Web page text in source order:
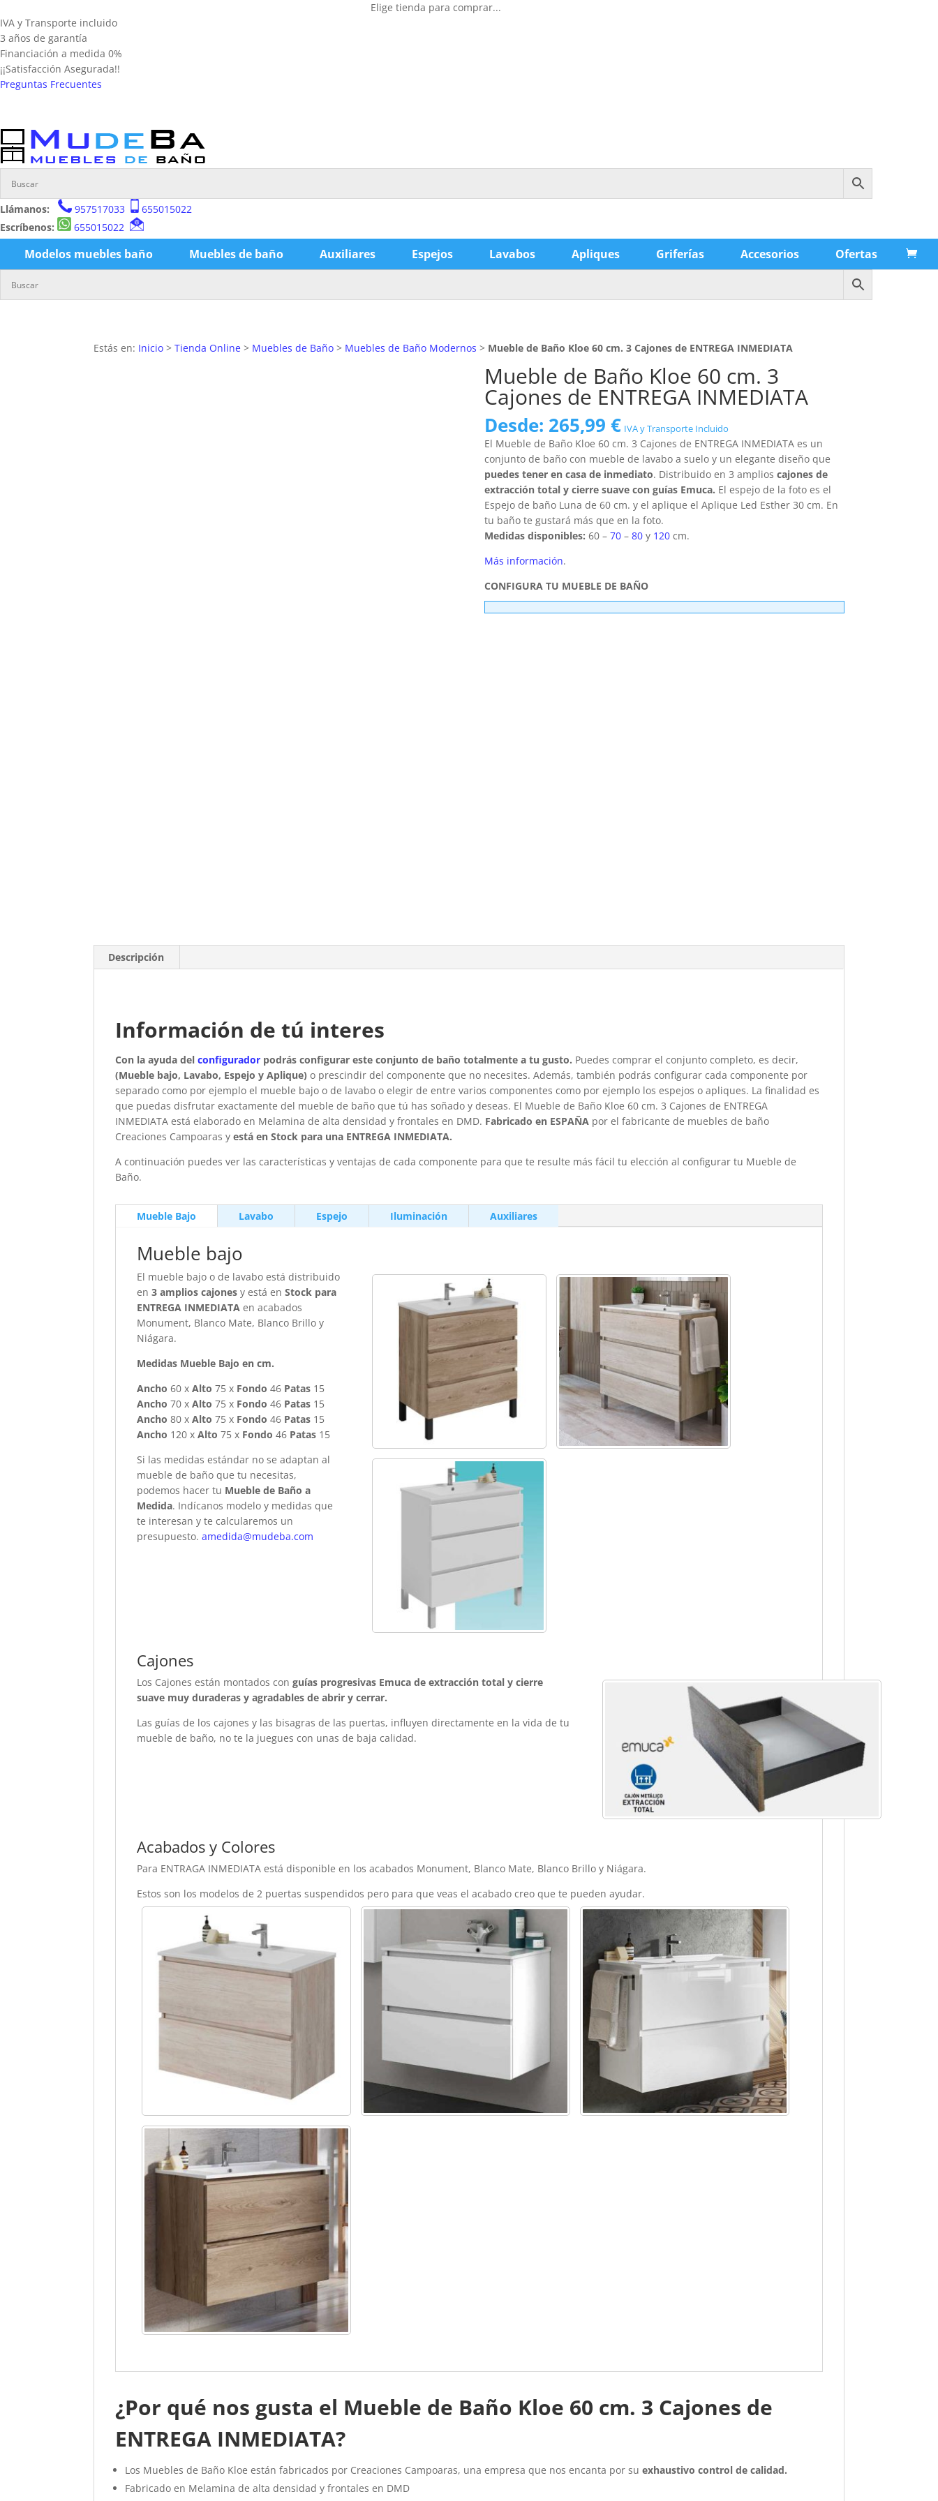
Elige tienda para comprar...
IVA y Transporte incluido
3 años de garantía
Financiación a medida 0%
¡¡Satisfacción Asegurada!!
Preguntas Frecuentes
Llámanos: 957517033
655015022
Escríbenos:
655015022
Modelos muebles baño Muebles de baño Auxiliares Espejos Lavabos Apliques Griferías Accesorios Ofertas
Estás en: Inicio >Tienda Online > Muebles de Baño > Muebles de Baño Modernos > Mueble de Baño Kloe 60 cm. 3 Cajones de ENTREGA INMEDIATA
Mueble de Baño Kloe 60 cm. 3
Cajones de ENTREGA INMEDIATA
Desde: 265,99 € IVA y Transporte Incluido
El Mueble de Baño Kloe 60 cm. 3 Cajones de ENTREGA INMEDIATA es un
conjunto de baño con mueble de lavabo a suelo y un elegante diseño que
puedes tener en casa de inmediato. Distribuido en 3 amplios cajones de
extracción total y cierre suave con guías Emuca. El espejo de la foto es el
Espejo de baño Luna de 60 cm. y el aplique el Aplique Led Esther 30 cm. En
tu baño te gustará más que en la foto.
Medidas disponibles: 60 – 70– 80y 120cm.
Más información.
CONFIGURA TU MUEBLE DE BAÑO
Descripción
Información de tú interes
Con la ayuda delconfigurador podrás configurar este conjunto de baño totalmente a tu gusto. Puedes comprar el conjunto completo, es decir,
(Mueble bajo, Lavabo, Espejo y Aplique) o prescindir del componente que no necesites. Además, también podrás configurar cada componente por
separado como por ejemplo el mueble bajo o de lavabo o elegir de entre varios componentes como por ejemplo los espejos o apliques. La finalidad es
que puedas disfrutar exactamente del mueble de baño que tú has soñado y deseas. El Mueble de Baño Kloe 60 cm. 3 Cajones de ENTREGA
INMEDIATA está elaborado en Melamina de alta densidad y frontales en DMD. Fabricado en ESPAÑA por el fabricante de muebles de baño
Creaciones Campoaras yestá en Stock para una ENTREGA INMEDIATA.
A continuación puedes ver las características y ventajas de cada componente para que te resulte más fácil tu elección al configurar tu Mueble de
Baño.
Mueble Bajo Lavabo Espejo Iluminación Auxiliares
Mueble bajo
El mueble bajo o de lavabo está distribuido
en3 amplios cajones y está enStock para
ENTREGA INMEDIATA en acabados
Monument, Blanco Mate, Blanco Brillo y
Niágara.
Medidas Mueble Bajo en cm.
Ancho 60 xAlto 75 x Fondo 46 Patas 15
Ancho 70 xAlto 75 x Fondo 46 Patas 15
Ancho 80 xAlto 75 x Fondo 46 Patas 15
Ancho 120 xAlto 75 x Fondo 46 Patas 15
Si las medidas estándar no se adaptan al
mueble de baño que tu necesitas,
podemos hacer tu Mueble de Baño a
Medida. Indícanos modelo y medidas que
te interesan y te calcularemos un
presupuesto.amedida@mudeba.com
Cajones
Los Cajones están montados conguías progresivas Emuca de extracción total y cierre
suave muy duraderas y agradables de abrir y cerrar.
Las guías de los cajones y las bisagras de las puertas, influyen directamente en la vida de tu
mueble de baño, no te la juegues con unas de baja calidad.
Acabados y Colores
Para ENTRAGA INMEDIATA está disponible en los acabados Monument, Blanco Mate, Blanco Brillo y Niágara.
Estos son los modelos de 2 puertas suspendidos pero para que veas el acabado creo que te pueden ayudar.
¿Por qué nos gusta el Mueble de Baño Kloe 60 cm. 3 Cajones de
ENTREGA INMEDIATA?
Los Muebles de Baño Kloe están fabricados por Creaciones Campoaras, una empresa que nos encanta por suexhaustivo control de calidad.
Fabricado en Melamina de alta densidad y frontales en DMD